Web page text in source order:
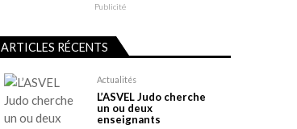
Publicité
ARTICLES RÉCENTS
Actualités
L’ASVEL Judo cherche
un ou deux
enseignants